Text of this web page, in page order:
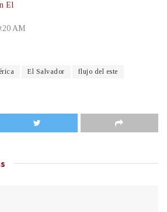
El
AM
El Salvador flujo del este